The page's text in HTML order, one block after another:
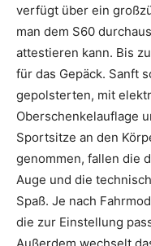
verfügt über ein
man dem S60
attestieren kann. Bis
für das Gepäck. Sanft
gepolsterten, mit
Oberschenkelauflage
Sportsitze an den
genommen, fallen die
Auge und die
Spaß. Je nach
die zur Einstellung
Außerdem wechselt